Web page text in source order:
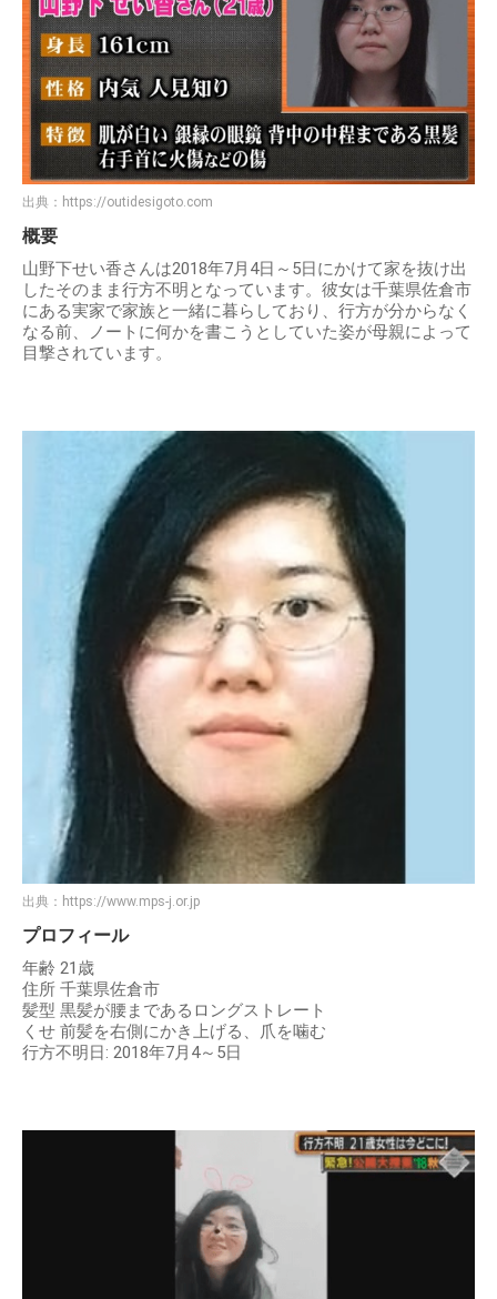
出典： https://outidesigoto.com
概要
山野下せい香さんは2018年7月4日～5日にかけて家を抜け出
したそのまま行方不明となっています。彼女は千葉県佐倉市
にある実家で家族と一緒に暮らしており、行方が分からなく
なる前、ノートに何かを書こうとしていた姿が母親によって
目撃されています。
出典： https://www.mps-j.or.jp
プロフィール
年齢 21歳
住所 千葉県佐倉市
髪型 黒髪が腰まであるロングストレート
くせ 前髪を右側にかき上げる、爪を噛む
行方不明日: 2018年7月4～5日